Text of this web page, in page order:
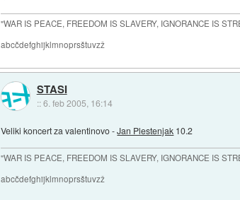
"WAR IS PEACE, FREEDOM IS SLAVERY, IGNORANCE IS
abcčdefghijklmnoprsštuvzž
STASI
::6. feb 2005, 16:14
Veliki koncert za valentinovo -Jan Plestenjak 10.2
"WAR IS PEACE, FREEDOM IS SLAVERY, IGNORANCE IS
abcčdefghijklmnoprsštuvzž